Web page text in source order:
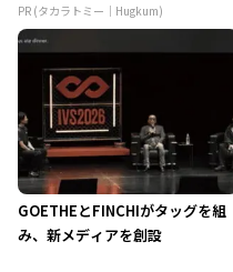
PR (タカラトミー｜Hugkum)
GOETHEとFINCHIがタッグを組
み、新メディアを創設